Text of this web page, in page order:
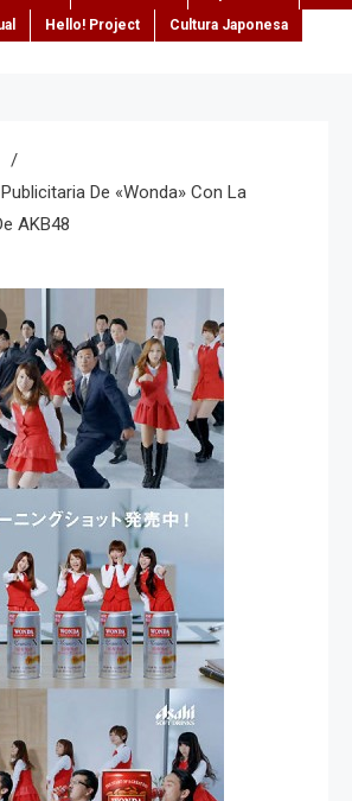
Hello! Project
Cultura Japonesa
De «Wonda» Con La
AKB48